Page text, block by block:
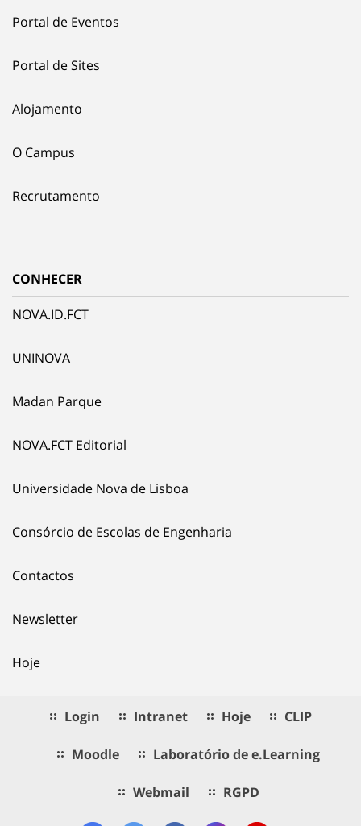
Portal de Eventos
Portal de Sites
Alojamento
O Campus
Recrutamento
CONHECER
NOVA.ID.FCT
UNINOVA
Madan Parque
NOVA.FCT Editorial
Universidade Nova de Lisboa
Consórcio de Escolas de Engenharia
Contactos
Newsletter
Hoje
Login Intranet Hoje CLIP
Moodle Laboratório de e.Learning
Webmail RGPD